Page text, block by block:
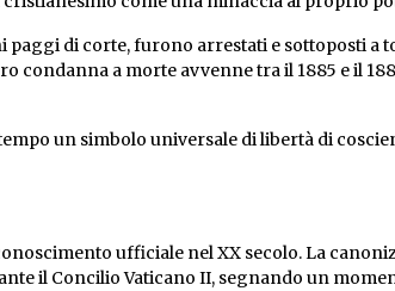
paggi di corte, furono arrestati e sottoposti a
condanna a morte avvenne tra il 1885 e il
un simbolo universale di libertà di
ufficiale nel XX secolo. La
il Concilio Vaticano II, segnando un